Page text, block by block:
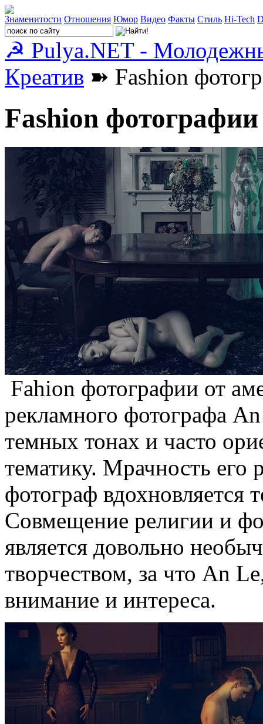
Знаменитости Отношения Юмор Видео Факты Стиль Hi-Tech
☭ Pulya.NET -
Креатив ➽ Fashion
Fashion
Fahion фотографии от
рекламного фотографа
темных тонах и часто
тематику. Мрачность его
фотограф вдохновляется
Совмещение религии и
является довольно
творчеством, за что An
внимание и интереса.